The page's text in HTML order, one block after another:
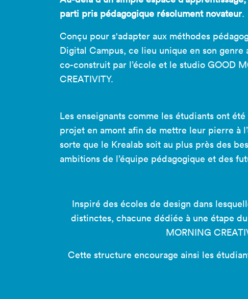
parti pris pédagogique résolument novateur.
Conçu pour s'adapter aux méthodes
Digital Campus, ce lieu unique en son genre
co-construit par l’école et le studio GOOD
CREATIVITY.
Les enseignants comme les étudiants ont
projet en amont afin de mettre leur pierre à
sorte que le Krealab soit au plus près des
ambitions de l’équipe pédagogique et des
Inspiré des écoles de design dans
distinctes, chacune dédiée à une étape
MORNING
Cette structure encourage ainsi les